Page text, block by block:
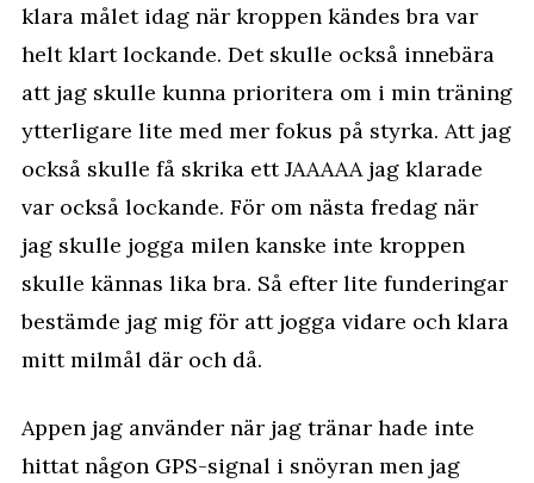
klara målet idag när kroppen kändes bra var
helt klart lockande. Det skulle också innebära
att jag skulle kunna prioritera om i min träning
ytterligare lite med mer fokus på styrka. Att jag
också skulle få skrika ett JAAAAA jag klarade
var också lockande. För om nästa fredag när
jag skulle jogga milen kanske inte kroppen
skulle kännas lika bra. Så efter lite funderingar
bestämde jag mig för att jogga vidare och klara
mitt milmål där och då.
Appen jag använder när jag tränar hade inte
hittat någon GPS-signal i snöyran men jag